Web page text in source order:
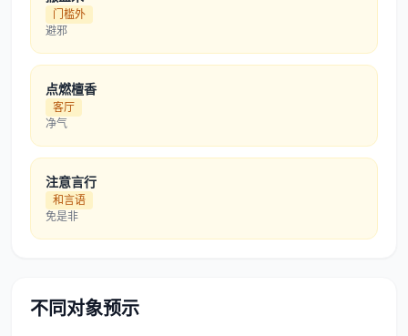
门槛外
避邪
点燃檀香
客厅
净气
注意言行
和言语
免是非
不同对象预示